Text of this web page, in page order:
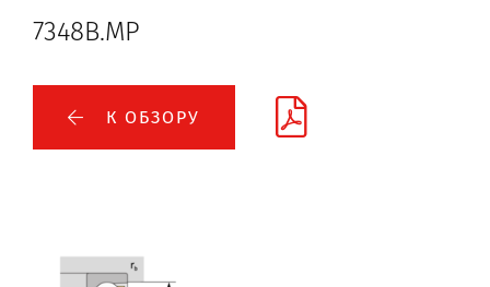
7348B.MP
К ОБЗОРУ